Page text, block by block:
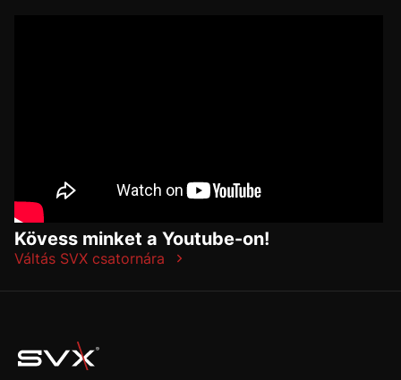
Kövess minket a Youtube-on!
Váltás SVX csatornára